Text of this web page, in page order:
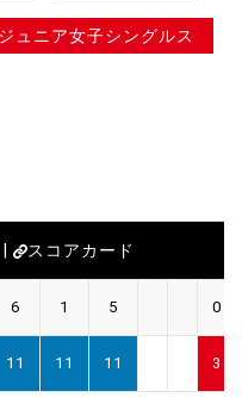
ジュニア女子シングルス
スコアカード
6 1 5 0
11 11 11 3